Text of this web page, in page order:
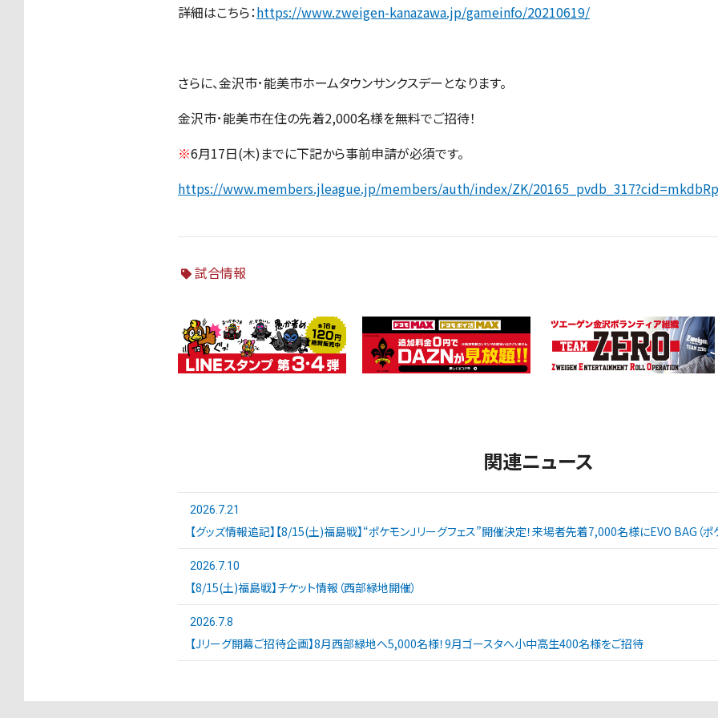
詳細はこちら：https://www.zweigen-kanazawa.jp/gameinfo/20210619/
さらに、金沢市･能美市ホームタウンサンクスデーとなります。
金沢市･能美市在住の先着2,000名様を無料でご招待！
※6月17日(木)までに下記から事前申請が必須です。
https://www.members.jleague.jp/members/auth/index/ZK/
試合情報
関連ニュース
2026.7.21
【グッズ情報追記】【8/15(土)福島戦】“ポケモンＪリーグフェス”開催決定！来場者先着7,000名様にEVO BAG（ポ
2026.7.10
【8/15(土)福島戦】チケット情報（西部緑地開催）
2026.7.8
【Jリーグ開幕ご招待企画】8月西部緑地へ5,000名様！9月ゴースタへ小中高生400名様をご招待